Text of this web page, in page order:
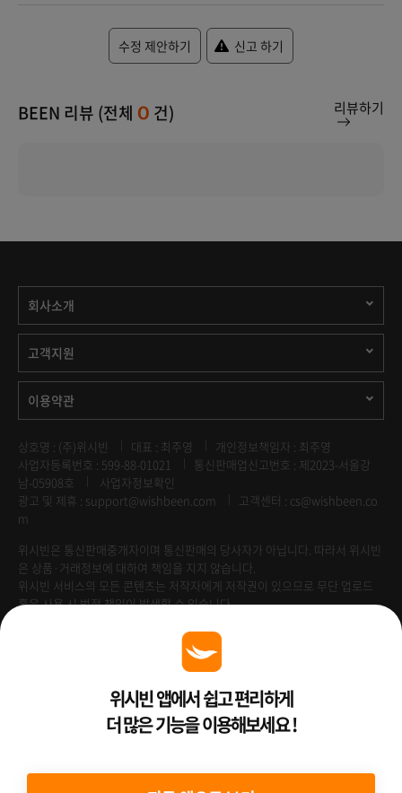
수정 제안하기 신고 하기
BEEN 리뷰 (전체 0 건) 리뷰하기
회사소개
고객지원
이용약관
상호명 : (주)위시빈 대표 : 최주영
개인정보책임자 : 최주영
사업자등록번호 : 599-88-01021
통신판매업신고번호 : 제2023-서울강
남-05908호
사업자정보확인
광고 및 제휴 : support@wishbeen.com
고객센터 : cs@wishbeen.co
m
위시빈은 통신판매중개자이며 통신판매의 당사자가 아닙니다. 따라서 위시빈
은 상품·거래정보에 대하여 책임을 지지 않습니다.
위시빈 서비스의 모든 콘텐츠는 저작자에게 저작권이 있으므로 무단 업로드
혹은 사용 시 법적 책임이 발생할 수 있습니다.
Venture Enterprise위시빈 앱에서 쉽고 편리하게
더 많은 기능을 이용해보세요 !